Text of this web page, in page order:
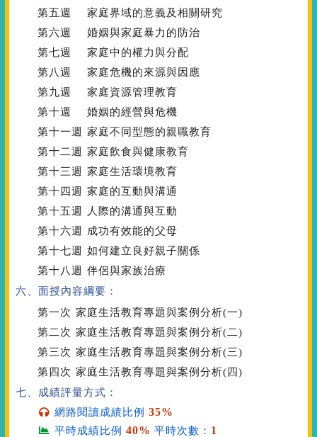
第五週
家庭界域的意義及相關研究
第六週
婚姻與家庭暴力的防治
第七週
家庭中的權力與分配
第八週
家庭危機的來源與因應
第九週
家庭資源管理教育
第十週
婚姻的經營與危機
第十一週
家庭不同型態的親職教育
第十二週
家庭飲食與健康教育
第十三週
家庭生活環境教育
第十四週
家庭的互動與溝通
第十五週
人際的溝通與互動
第十六週
成功有效能的父母
第十七週
如何建立良好親子關係
第十八週
伴侶與家族治療
六、面授內容綱要：
第一次 家庭生活教育專題與案例分析(一)
第二次 家庭生活教育專題與案例分析(二)
第三次 家庭生活教育專題與案例分析(三)
第四次 家庭生活教育專題與案例分析(四)
七、成績評量方式：
網路閱讀成績比例35%
平時成績比例40% 平時次數： 1